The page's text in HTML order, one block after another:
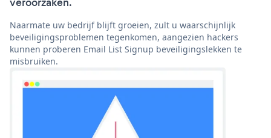
Naarmate uw bedrijf blijft groeien, zult u waarschijnlijk
beveiligingsproblemen tegenkomen, aangezien hackers
kunnen proberen Email List Signup beveiligingslekken te
misbruiken.